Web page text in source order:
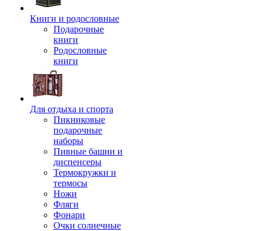
Книги и родословные
Подарочные
книги
Родословные
книги
Для отдыха и спорта
Пикниковые
подарочные
наборы
Пивные башни и
диспенсеры
Термокружки и
термосы
Ножи
Фляги
Фонари
Очки солнечные